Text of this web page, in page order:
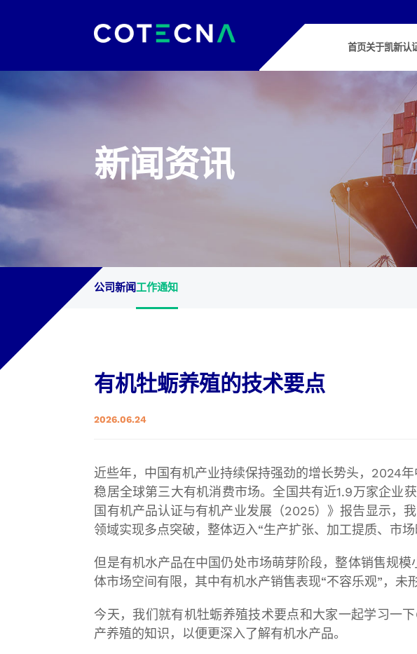
首页关于凯新认
点击查看Cotecna集团全球网站。
新闻资讯
公司新闻工作通知
有机牡蛎养殖的技术要点
2026.06.24
近些年，中国有机产业持续保持强劲的增长势头，2024
稳居全球第三大有机消费市场。全国共有近1.9万家企业
国有机产品认证与有机产业发展（2025）》报告显示，
领域实现多点突破，整体迈入“生产扩张、加工提质、市场
但是有机水产品在中国仍处市场萌芽阶段，整体销售规
体市场空间有限，其中有机水产销售表现“不容乐观”，未
今天，我们就有机牡蛎养殖技术要点和大家一起学习一
产养殖的知识，以便更深入了解有机水产品。